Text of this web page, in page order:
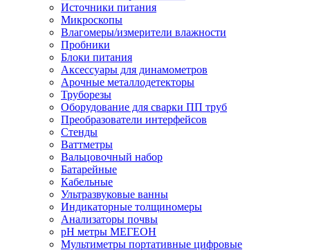
Источники питания
Микроскопы
Влагомеры/измерители влажности
Пробники
Блоки питания
Аксессуары для динамометров
Арочные металлодетекторы
Труборезы
Оборудование для сварки ПП труб
Преобразователи интерфейсов
Стенды
Ваттметры
Вальцовочный набор
Батарейные
Кабельные
Ультразвуковые ванны
Индикаторные толщиномеры
Анализаторы почвы
рН метры МЕГЕОН
Мультиметры портативные цифровые